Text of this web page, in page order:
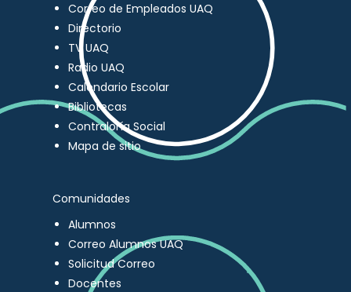
Correo de Empleados UAQ
Directorio
TV UAQ
Radio UAQ
Calendario Escolar
Bibliotecas
Contraloría Social
Mapa de sitio
Comunidades
Alumnos
Correo Alumnos UAQ
Solicitud Correo
Docentes